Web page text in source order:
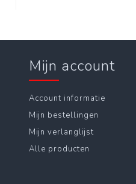
Mijn account
Account informatie
Mijn bestellingen
Mijn verlanglijst
Alle producten